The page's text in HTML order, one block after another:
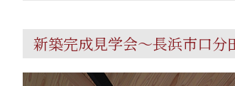
新築完成見学会～長浜市口分